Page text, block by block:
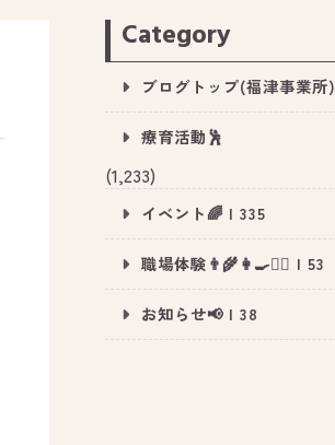
Category
ブログトップ(福津事業所)
療育活動🕺
(1,233)
イベント🌈 | 335
職場体験👨‍🌾👩‍🍳👮‍♂️ | 53
お知らせ📢 | 38